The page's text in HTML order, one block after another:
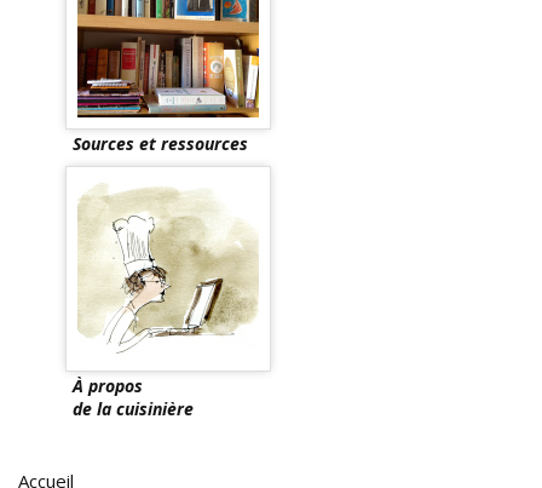
Sources et ressources
À propos
de la cuisinière
Accueil